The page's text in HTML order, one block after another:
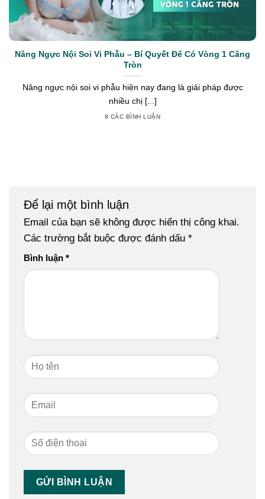
Nâng Ngực Nội Soi Vi Phẫu – Bí Quyết Để Có Vòng 1 Căng
Tròn
Nâng ngực nội soi vi phẫu hiện nay đang là giải pháp được
nhiều chị [...]
8 CÁC BÌNH LUẬN
Để lại một bình luận
Email của bạn sẽ không được hiển thị công khai.
Các trường bắt buộc được đánh dấu *
Bình luận *